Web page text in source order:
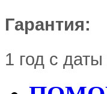
Гарантия:
1 год с